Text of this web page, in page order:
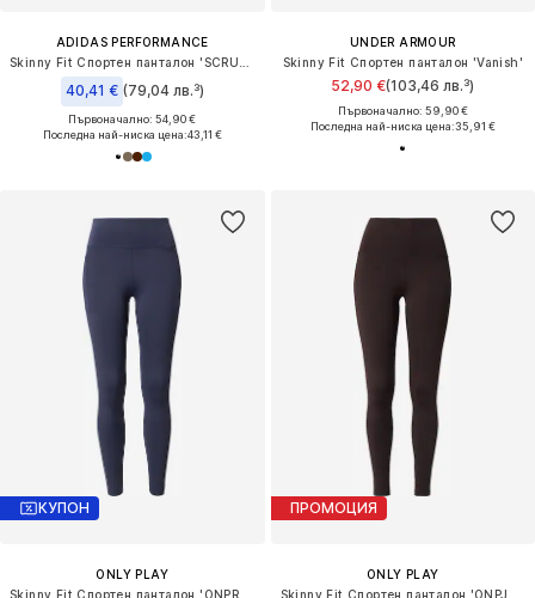
ADIDAS PERFORMANCE
40,41 € (79,04 лв.³)
Първоначално: 54,90 €
Последна най-ниска цена:43,11 €
UNDER ARMOUR
Skinny Fit Спортен панталон 'Vanish'
52,90 €(103,46 лв.³)
Първоначално: 59,90 €
Последна най-ниска цена:35,91 €
КУПОН
ONLY PLAY
ПРОМОЦИЯ
ONLY PLAY